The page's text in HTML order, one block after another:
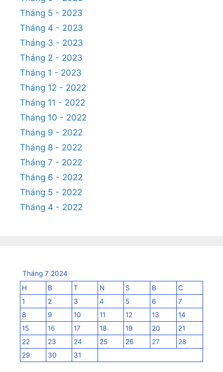
Tháng 5 - 2023
Tháng 4 - 2023
Tháng 3 - 2023
Tháng 2 - 2023
Tháng 1 - 2023
Tháng 12 - 2022
Tháng 11 - 2022
Tháng 10 - 2022
Tháng 9 - 2022
Tháng 8 - 2022
Tháng 7 - 2022
Tháng 6 - 2022
Tháng 5 - 2022
Tháng 4 - 2022
Tháng 7 2024
H
B T N S B
C
1
2 3 4 5 6
7
8
9 10 11 12 13
14
15
16 17 18 19 20
21
22
23 24 25 26 27
28
29
30 31